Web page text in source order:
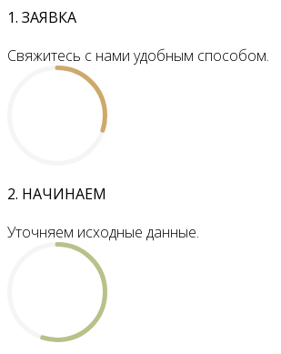
1. ЗАЯВКА
Свяжитесь с нами удобным способом.
2. НАЧИНАЕМ
Уточняем исходные данные.